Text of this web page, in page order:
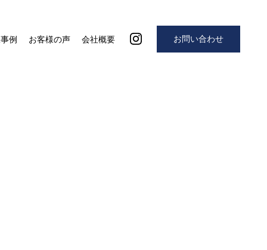
例 お客様の声 会社概要 お問い合わせ